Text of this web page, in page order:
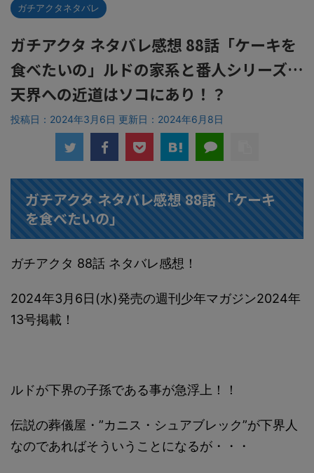
ガチアクタネタバレ
ガチアクタ ネタバレ感想 88話「ケーキを
食べたいの」ルドの家系と番人シリーズ…
天界への近道はソコにあり！？
投稿日：2024年3月6日 更新日： 2024年6月8日
ガチアクタ ネタバレ感想 88話 「ケーキ
を食べたいの」
ガチアクタ 88話 ネタバレ感想！
2024年3月6日(水)発売の週刊少年マガジン2024年
13号掲載！
ルドが下界の子孫である事が急浮上！！
伝説の葬儀屋・”カニス・シュアブレック”が下界人
なのであればそういうことになるが・・・